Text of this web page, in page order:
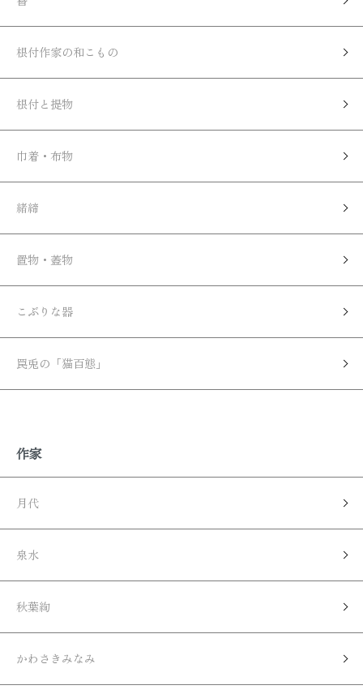
根付作家の和こもの
根付と提物
巾着・布物
緒締
置物・蓋物
こぶりな器
罠兎の「猫百態」
作家
月代
泉水
秋葉絢
かわさきみなみ